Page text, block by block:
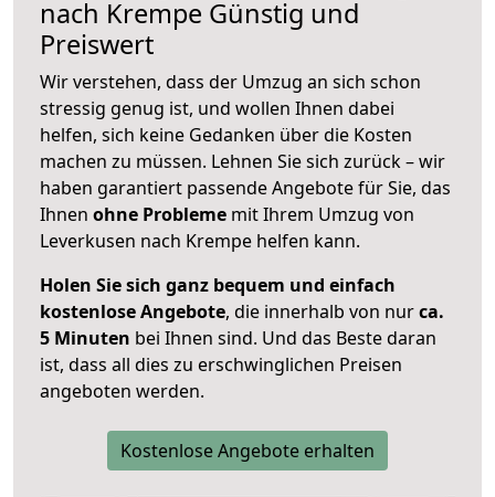
nach Krempe Günstig und
Preiswert
Wir verstehen, dass der Umzug an sich schon
stressig genug ist, und wollen Ihnen dabei
helfen, sich keine Gedanken über die Kosten
machen zu müssen. Lehnen Sie sich zurück – wir
haben garantiert passende Angebote für Sie, das
Ihnen ohne Probleme mit Ihrem Umzug von
Leverkusen nach Krempe helfen kann.
Holen Sie sich ganz bequem und einfach
kostenlose Angebote, die innerhalb von nurca.
5 Minuten bei Ihnen sind. Und das Beste daran
ist, dass all dies zu erschwinglichen Preisen
angeboten werden.
Kostenlose Angebote erhalten